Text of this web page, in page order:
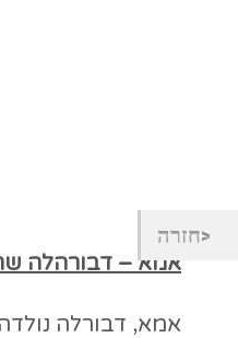
אמא – דבורהלה
אמא, דבורלה נולדה בשנת 1932
חזרה